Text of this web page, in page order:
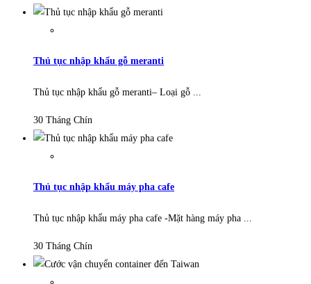
Thủ tục nhập khẩu gỗ meranti
Thủ tục nhập khẩu gỗ meranti– Loại gỗ ...
30 Tháng Chín
Thủ tục nhập khẩu máy pha cafe
Thủ tục nhập khẩu máy pha cafe -Mặt hàng máy pha ...
30 Tháng Chín